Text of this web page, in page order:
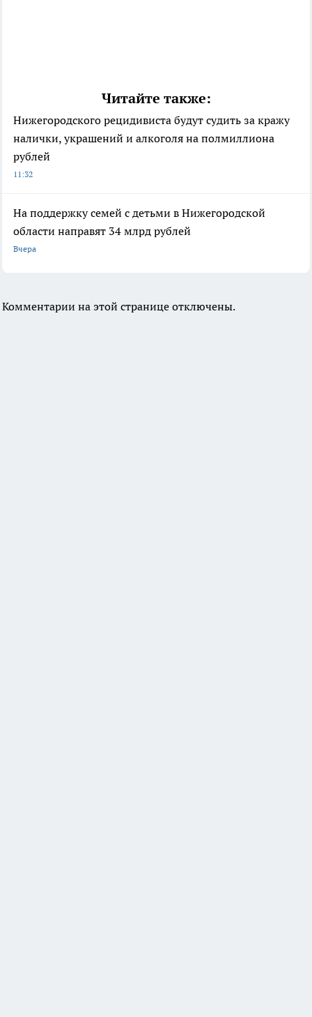
Читайте также:
Нижегородского рецидивиста будут судить за кражу
налички, украшений и алкоголя на полмиллиона
рублей
11:32
На поддержку семей с детьми в Нижегородской
области направят 34 млрд рублей
Вчера
Комментарии на этой странице отключены.